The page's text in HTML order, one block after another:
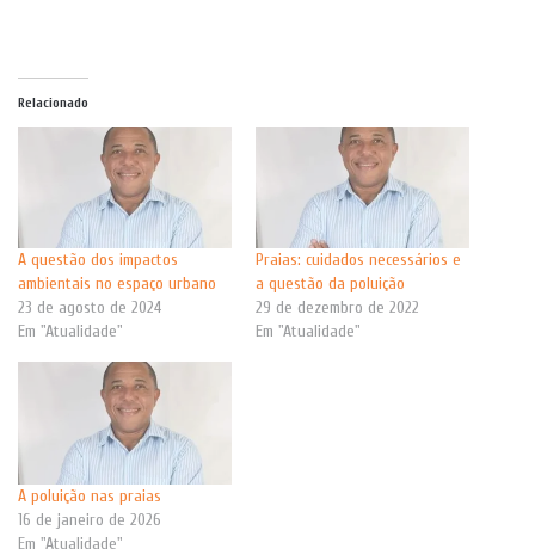
Relacionado
A questão dos impactos
ambientais no espaço urbano
23 de agosto de 2024
Em "Atualidade"
Praias: cuidados necessários e
a questão da poluição
29 de dezembro de 2022
Em "Atualidade"
A poluição nas praias
16 de janeiro de 2026
Em "Atualidade"